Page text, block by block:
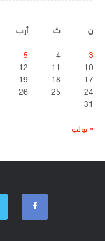
ن
ث أرب
3
4
5
10
11
12
17
18
19
24
25
26
31
« يوليو